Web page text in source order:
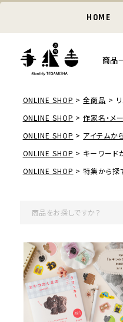
HOME
商品
ONLINE SHOP 全商品
ONLINE SHOP
作家名・メ
ONLINE SHOP
アイテムか
ONLINE SHOP
キーワード
ONLINE SHOP
特集から探